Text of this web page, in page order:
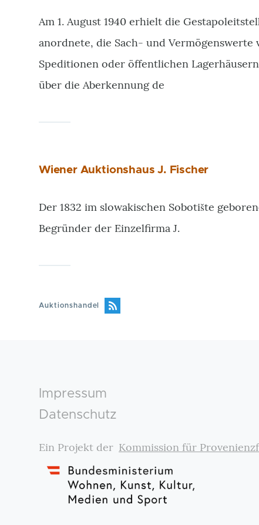
Am 1. August 1940 erhielt die
anordnete, die Sach- und
Speditionen oder öffentlichen
über die Aberkennung de
Wiener Auktionshaus J. Fischer
Der 1832 im slowakischen Sobotište
Begründer der Einzelfirma J.
Auktionshandel
Footer
Impressum
Datenschutz
Ein Projekt der Kommission für